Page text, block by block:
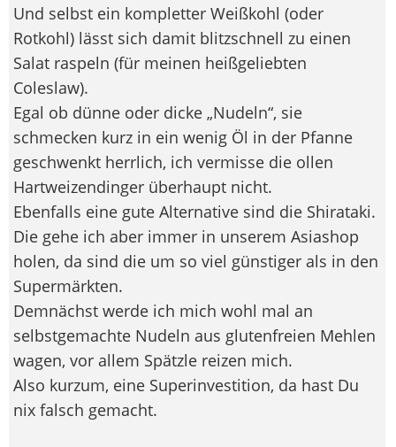
Und selbst ein kompletter Weißkohl (oder
Rotkohl) lässt sich damit blitzschnell zu einen
Salat raspeln (für meinen heißgeliebten
Coleslaw).
Egal ob dünne oder dicke „Nudeln“, sie
schmecken kurz in ein wenig Öl in der Pfanne
geschwenkt herrlich, ich vermisse die ollen
Hartweizendinger überhaupt nicht.
Ebenfalls eine gute Alternative sind die Shirataki.
Die gehe ich aber immer in unserem Asiashop
holen, da sind die um so viel günstiger als in den
Supermärkten.
Demnächst werde ich mich wohl mal an
selbstgemachte Nudeln aus glutenfreien Mehlen
wagen, vor allem Spätzle reizen mich.
Also kurzum, eine Superinvestition, da hast Du
nix falsch gemacht.